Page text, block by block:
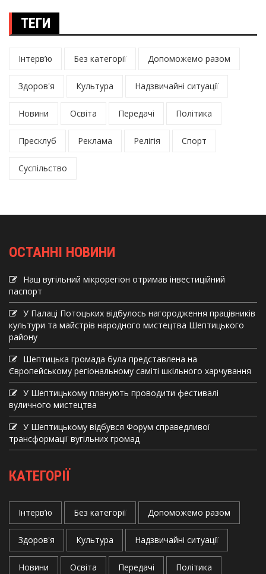
ТЕГИ
Інтерв’ю Без категорії Допоможемо разом
Здоров'я Культура Надзвичайні ситуації
Новини Освіта Передачі Політика
Пресклуб Реклама Релігія Спорт
Суспільство
ОСТАННІ НОВИНИ
Наш вугільний мікрорегіон отримав інвеcтиційний
паспорт
У Палаці Потоцьких відбулось нагородження працівників
культури та майстрів народного мистецтва Шептицького
району
Шептицька громада була представлена на
Європейському регіональному саміті шкільного харчування
У Шептицькому планують проводити фестивалі
вуличного мистецтва
У Шептицькому відбувся Форум справедливої
трансформації вугільних громад
КАТЕГОРІЇ
Інтерв’ю Без категорії Допоможемо разом
Здоров'я Культура Надзвичайні ситуації
Новини Освіта Передачі Політика